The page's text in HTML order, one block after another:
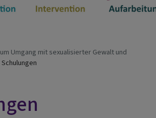
Umgang mit sexualisierter Gewalt und
Schulungen